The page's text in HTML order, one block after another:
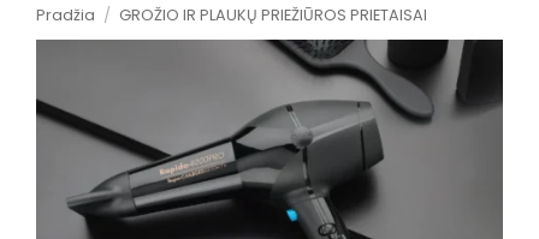
Pradžia / GROŽIO IR PLAUKŲ PRIEŽIŪROS PRIETAISAI